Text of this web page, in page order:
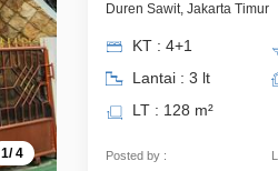
1/4
Duren Sawit, Jakarta Timur
KT : 4+1
Lantai : 3 lt
LT : 128 m²
Posted by :